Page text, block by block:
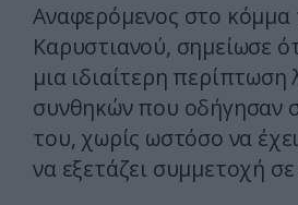
Αναφερόμενος στο κόμμα
Καρυστιανού, σημείωσε
μια ιδιαίτερη
συνθηκών που οδήγησαν
του, χωρίς ωστόσο να
να εξετάζει συμμετοχή